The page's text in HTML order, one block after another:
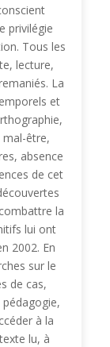
privilégie
Tous les
lecture,
La
et
mal-être,
absence
de cet
la
lui ont
2002. En
sur le
de cas,
à la
lu, à